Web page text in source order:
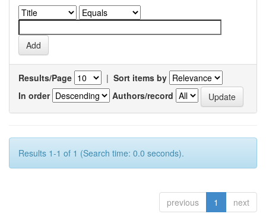
Results/Page | Sort items by
In order
Authors/record
Results 1-1 of 1 (Search time: 0.0 seconds).
previous 1 next